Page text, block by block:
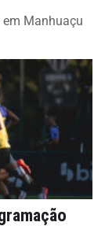
Manhuaçu